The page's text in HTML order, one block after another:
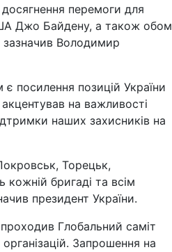
перемоги для
Джо Байдену, а також обом
зазначив Володимир
посилення позицій України
на важливості
наших захисників на
Торецьк,
бригаді та всім
президент України.
Глобальний саміт
Запрошення на